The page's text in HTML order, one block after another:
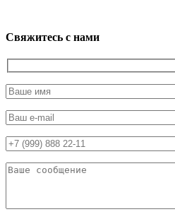
Свяжитесь с нами